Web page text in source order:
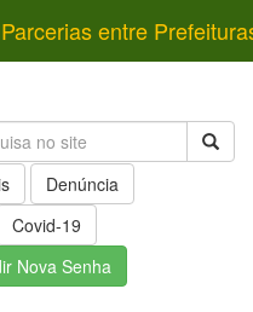
entre
Denúncia
Covid-19
Nova Senha